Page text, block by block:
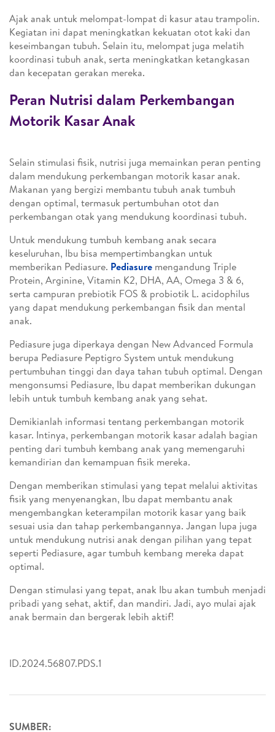
Ajak anak untuk melompat-lompat di kasur atau trampolin.
Kegiatan ini dapat meningkatkan kekuatan otot kaki dan
keseimbangan tubuh. Selain itu, melompat juga melatih
koordinasi tubuh anak, serta meningkatkan ketangkasan
dan kecepatan gerakan mereka.
Peran Nutrisi dalam Perkembangan
Motorik Kasar Anak
Selain stimulasi fisik, nutrisi juga memainkan peran penting
dalam mendukung perkembangan motorik kasar anak.
Makanan yang bergizi membantu tubuh anak tumbuh
dengan optimal, termasuk pertumbuhan otot dan
perkembangan otak yang mendukung koordinasi tubuh.
Untuk mendukung tumbuh kembang anak secara
keseluruhan, Ibu bisa mempertimbangkan untuk
memberikan Pediasure. Pediasure mengandung Triple
Protein, Arginine, Vitamin K2, DHA, AA, Omega 3 & 6,
serta campuran prebiotik FOS & probiotik L. acidophilus
yang dapat mendukung perkembangan fisik dan mental
anak.
Pediasure juga diperkaya dengan New Advanced Formula
berupa Pediasure Peptigro System untuk mendukung
pertumbuhan tinggi dan daya tahan tubuh optimal. Dengan
mengonsumsi Pediasure, Ibu dapat memberikan dukungan
lebih untuk tumbuh kembang anak yang sehat.
Demikianlah informasi tentang perkembangan motorik
kasar. Intinya, perkembangan motorik kasar adalah bagian
penting dari tumbuh kembang anak yang memengaruhi
kemandirian dan kemampuan fisik mereka.
Dengan memberikan stimulasi yang tepat melalui aktivitas
fisik yang menyenangkan, Ibu dapat membantu anak
mengembangkan keterampilan motorik kasar yang baik
sesuai usia dan tahap perkembangannya. Jangan lupa juga
untuk mendukung nutrisi anak dengan pilihan yang tepat
seperti Pediasure, agar tumbuh kembang mereka dapat
optimal.
Dengan stimulasi yang tepat, anak Ibu akan tumbuh menjadi
pribadi yang sehat, aktif, dan mandiri. Jadi, ayo mulai ajak
anak bermain dan bergerak lebih aktif!
ID.2024.56807.PDS.1
SUMBER: